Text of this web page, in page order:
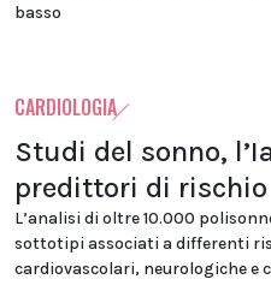
basso
CARDIOLOGIA
Studi del sonno,
predittori di rischio
L’analisi di oltre 10.000
sottotipi associati a differenti
cardiovascolari, neurologiche e